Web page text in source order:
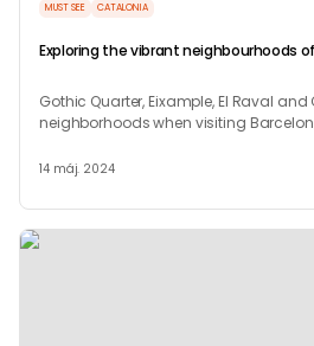
MUST SEE CATALONIA
Exploring the vibrant neighbourhoods
Gothic Quarter, Eixample, El Raval
neighborhoods when visiting
14 máj. 2024